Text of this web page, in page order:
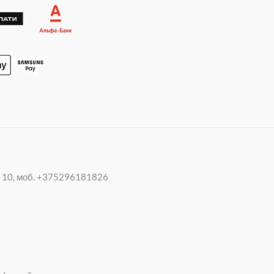
p
m
10, моб. +375296181826